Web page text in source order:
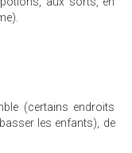
(certains endroits
les enfants), de